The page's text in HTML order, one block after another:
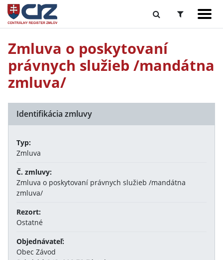
Zmluva o poskytovaní
právnych služieb /mandátna
zmluva/
Identifikácia zmluvy
Typ:
Zmluva
Č. zmluvy:
Zmluva o poskytovaní právnych služieb /mandátna
zmluva/
Rezort:
Ostatné
Objednávateľ:
Obec Závod